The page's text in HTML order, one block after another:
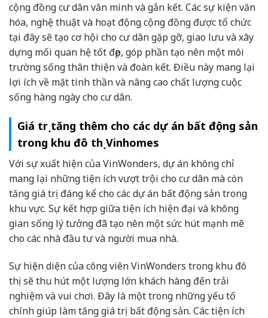
cộng đồng cư dân văn minh và gắn kết. Các sự kiện văn
hóa, nghệ thuật và hoạt động cộng đồng được tổ chức
tại đây sẽ tạo cơ hội cho cư dân gặp gỡ, giao lưu và xây
dựng mối quan hệ tốt đẹp, góp phần tạo nên một môi
trường sống thân thiện và đoàn kết. Điều này mang lại
lợi ích về mặt tinh thần và nâng cao chất lượng cuộc
sống hàng ngày cho cư dân.
Giá trị tăng thêm cho các dự án bất động sản
trong khu đô thị Vinhomes
Với sự xuất hiện của VinWonders, dự án không chỉ
mang lại những tiện ích vượt trội cho cư dân mà còn
tăng giá trị đáng kể cho các dự án bất động sản trong
khu vực. Sự kết hợp giữa tiện ích hiện đại và không
gian sống lý tưởng đã tạo nên một sức hút mạnh mẽ
cho các nhà đầu tư và người mua nhà.
Sự hiện diện của công viên VinWonders trong khu đô
thị sẽ thu hút một lượng lớn khách hàng đến trải
nghiệm và vui chơi. Đây là một trong những yếu tố
chính giúp làm tăng giá trị bất động sản. Các tiện ích